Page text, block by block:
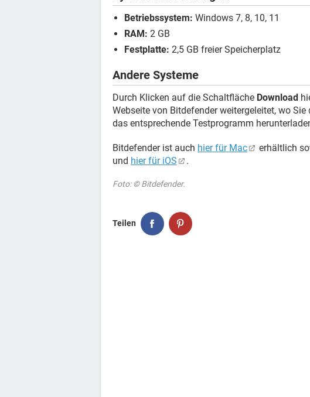
Betriebssystem: Windows 7, 8, 10, 11
RAM: 2 GB
Festplatte: 2,5 GB freier Speicherplatz
Andere Systeme
Durch Klicken auf die Schaltfläche Download
Webseite von Bitdefender weitergeleitet, wo
das entsprechende Testprogramm
Bitdefender ist auch hier für Mac erhältlich
und hier für iOS .
Foto: © Bitdefender.
Teilen